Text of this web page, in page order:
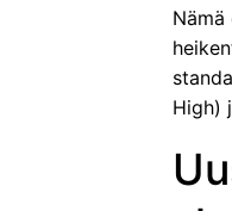
High)